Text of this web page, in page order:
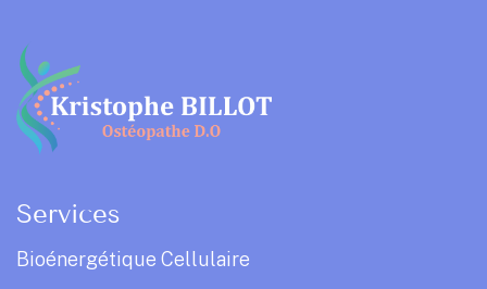
Services
Bioénergétique Cellulaire